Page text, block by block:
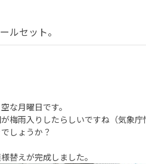
ルセット。
な月曜日です。
梅雨入りしたらしいですね（気象庁
しょうか？
替えが完成しました。